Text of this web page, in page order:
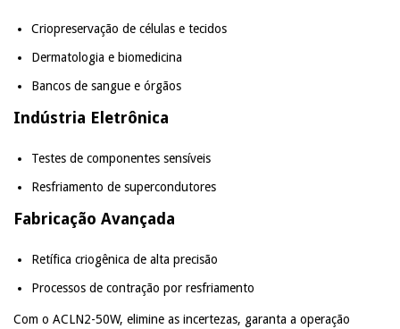
Criopreservação de células e tecidos
Dermatologia e biomedicina
Bancos de sangue e órgãos
Indústria Eletrônica
Testes de componentes sensíveis
Resfriamento de supercondutores
Fabricação Avançada
Retífica criogênica de alta precisão
Processos de contração por resfriamento
Com o ACLN2-50W, elimine as incertezas, garanta a operação